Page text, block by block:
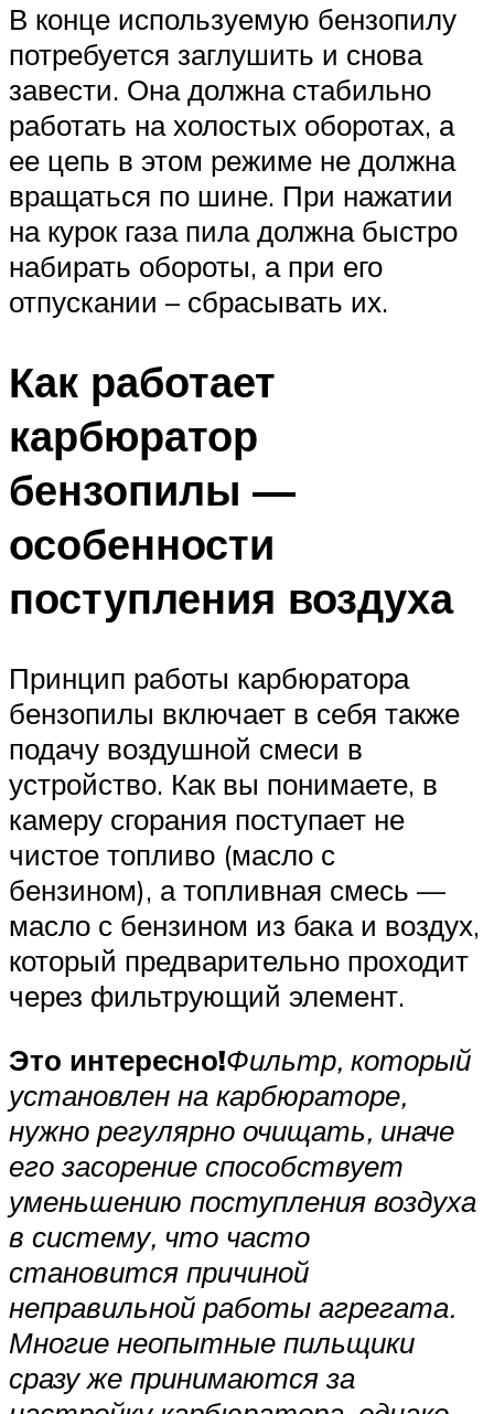
В конце используемую бензопилу
потребуется заглушить и снова
завести. Она должна стабильно
работать на холостых оборотах, а
ее цепь в этом режиме не должна
вращаться по шине. При нажатии
на курок газа пила должна быстро
набирать обороты, а при его
отпускании – сбрасывать их.
Как работает
карбюратор
бензопилы —
особенности
поступления воздуха
Принцип работы карбюратора
бензопилы включает в себя также
подачу воздушной смеси в
устройство. Как вы понимаете, в
камеру сгорания поступает не
чистое топливо (масло с
бензином), а топливная смесь —
масло с бензином из бака и воздух,
который предварительно проходит
через фильтрующий элемент.
Это интересно!Фильтр, который
установлен на карбюраторе,
нужно регулярно очищать, иначе
его засорение способствует
уменьшению поступления воздуха
в систему, что часто
становится причиной
неправильной работы агрегата.
Многие неопытные пильщики
сразу же принимаются за